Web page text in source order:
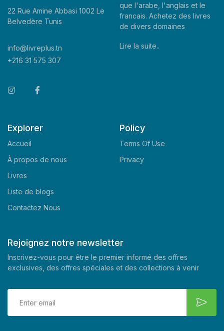
22 Rue Amine Abbasi 1002 Le
Belvedère Tunis
info@livreplus.tn
+216 31 575 307
que l'arabe, l'anglais et le
francais. Achetez des livres
de divers domaines
Lire la suite..
Explorer
Accueil
À propos de nous
Livres
Liste de blogs
Contactez Nous
Policy
Terms Of Use
Privacy
Rejoignez notre newsletter
Inscrivez-vous pour être le premier informé des offres
exclusives, des offres spéciales et des collections à venir